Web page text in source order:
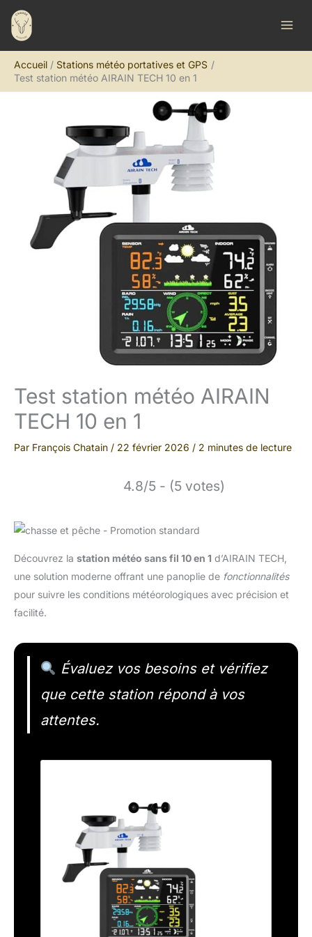
Aller
contenu
Accueil
Stations météo portatives et GPS
Test station météo AIRAIN TECH 10 en 1
Test station météo AIRAIN
TECH 10 en 1
Par François Chatain / 22 février 2026 / 2 minutes de lecture
4.8/5 - (5 votes)
Découvrez la station météo sans fil 10 en 1 d’AIRAIN TECH,
une solution moderne offrant une panoplie de fonctionnalités
pour suivre les conditions météorologiques avec précision et
facilité.
Évaluez vos besoins et vérifiez
que cette station répond à vos
attentes.
R
e
h